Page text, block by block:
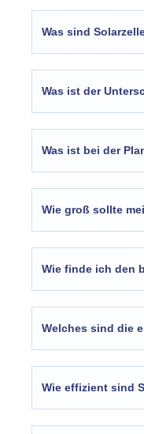
Was sind
Was ist der
Was ist bei der
Wie groß sollte
Wie finde ich den
Welches sind die
Wie effizient sind